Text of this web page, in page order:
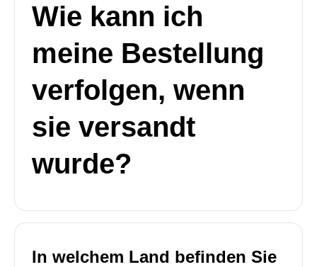
Wie kann ich
meine Bestellung
verfolgen, wenn
sie versandt
wurde?
In welchem Land befinden Sie